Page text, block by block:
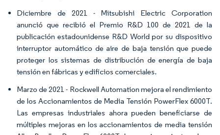
Diciembre de 2021 - Mitsubishi Electric Corporation
anunció que recibió el Premio R&D 100 de 2021 de la
publicación estadounidense R&D World por su dispositivo
interruptor automático de aire de baja tensión que puede
proteger los sistemas de distribución de energía de baja
tensión en fábricas y edificios comerciales.
Marzo de 2021 - Rockwell Automation mejora el rendimiento
de los Accionamientos de Media Tensión PowerFlex 6000T.
Las empresas industriales ahora pueden beneficiarse de
múltiples mejoras en los accionamientos de media tensión